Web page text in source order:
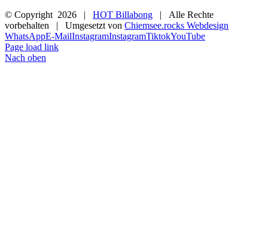
© Copyright 2026 | HOT Billabong | Alle Rechte
vorbehalten | Umgesetzt von Chiemsee.rocks Webdesign
WhatsAppE-MailInstagramInstagramTiktokYouTube
Page load link
Nach oben